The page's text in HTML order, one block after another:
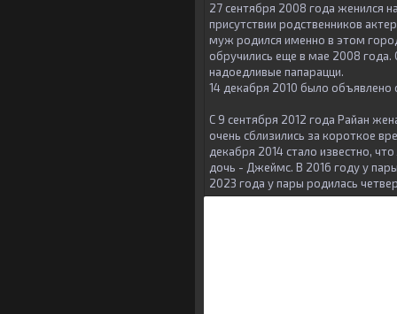
27 сентября 2008 года женился
присутствии родственников
муж родился именно в этом
обручились еще в мае 2008 года.
надоедливые папарацци.
14 декабря 2010 было объявлено
С 9 сентября 2012 года Райан
очень сблизились за короткое
декабря 2014 стало известно,
дочь - Джеймс. В 2016 году у
2023 года у пары родилась